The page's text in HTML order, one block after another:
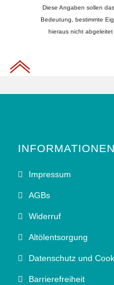
Diese Angaben sollen
Bedeutung, bestimmte
hieraus nicht
INFORMATIONEN
Impressum
AGBs
Widerruf
Altölentsorgung
Datenschutz und
Barrierefreiheit